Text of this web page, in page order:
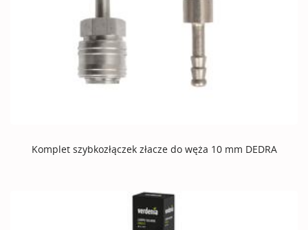
Komplet szybkozłączek złacze do węża 10 mm DEDRA